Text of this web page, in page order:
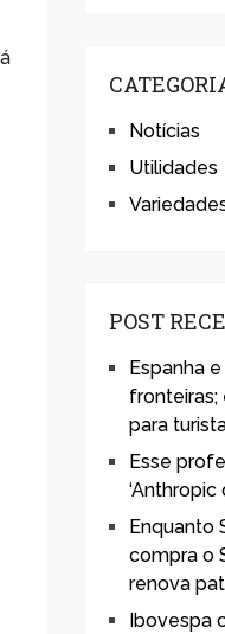
Notícias
Utilidades
POST
Espanha
para
Esse
‘Anthropic
Enquanto
compra o
renova
Ibovespa